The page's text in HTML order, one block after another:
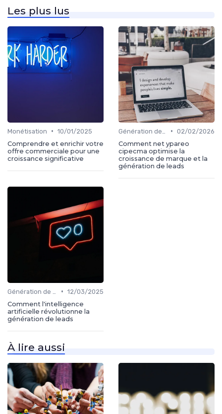
Les plus lus
Monétisation • 10/01/2025
Comprendre et enrichir votre
offre commerciale pour une
croissance significative
• 02/02/2026
Comment net ypareo
cipecma optimise la
croissance de marque et la
génération de leads
• 12/03/2025
Comment l'intelligence
artificielle révolutionne la
génération de leads
À lire aussi